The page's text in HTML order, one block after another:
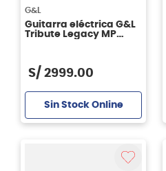
G&L
Guitarra eléctrica G&L
Tribute Legacy MP
S/ 2999.00
Sin Stock Online